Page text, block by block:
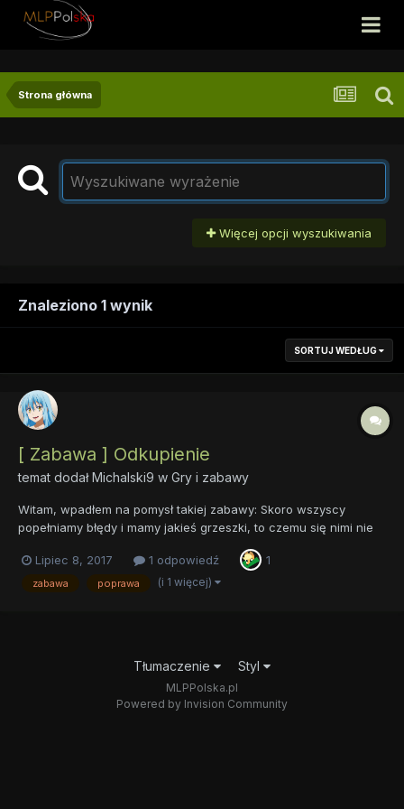
Strona główna
Więcej opcji wyszukiwania
Znaleziono 1 wynik
SORTUJ WEDŁUG
[ Zabawa ] Odkupienie
temat dodałMichalski9 w Gry i zabawy
Witam, wpadłem na pomysł takiej zabawy: Skoro wszyscy
popełniamy błędy i mamy jakieś grzeszki, to czemu się nimi nie
grzeszek / błąd / przewinienie popełnił, a następny zaproponuje
jak można nie dopóścić w przyszłości do niego/...
Lipiec 8, 2017 1 odpowiedź 1
zabawa poprawa (i 1 więcej)
Tłumaczenie Styl
MLPPolska.pl
Powered by Invision Community